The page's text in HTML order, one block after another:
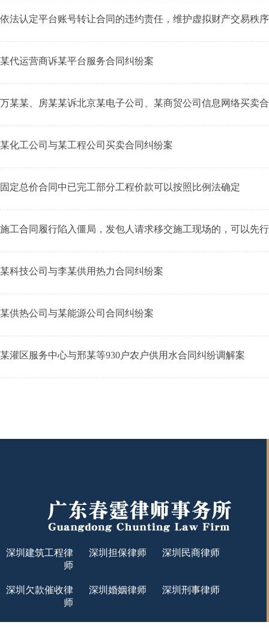
依法认定平台账号转让合同的违约责任，维护虚拟财产交易秩序
某代运营商诉某平台服务合同纠纷案
万某某、房某某诉北京某电子公司、某商贸公司信息网络买卖
某化工公司与某工程公司买卖合同纠纷案
固定总价合同中已完工部分工程价款可以按照比例法确定
施工合同履行陷入僵局，发包人请求移交施工现场的，可以先
某科技公司与李某供用热力合同纠纷案
某供热公司与某能源公司合同纠纷案
某灌区服务中心与邢某等930户农户供用水合同纠纷调解案
深圳建筑工程律
师
深圳担保律师 深圳民商律师
深圳欠款催收律
师
深圳婚姻律师 深圳刑事律师